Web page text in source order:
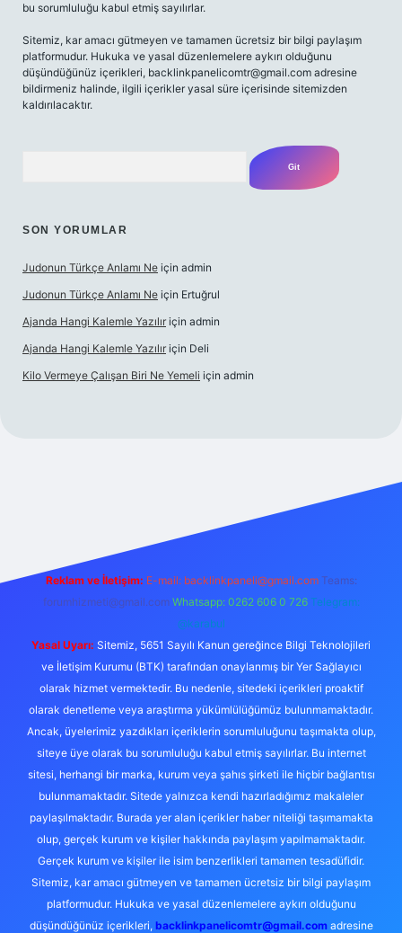
bu sorumluluğu kabul etmiş sayılırlar.
Sitemiz, kar amacı gütmeyen ve tamamen ücretsiz bir bilgi paylaşım
platformudur. Hukuka ve yasal düzenlemelere aykırı olduğunu
düşündüğünüz içerikleri, backlinkpanelicomtr@gmail.com adresine
bildirmeniz halinde, ilgili içerikler yasal süre içerisinde sitemizden
kaldırılacaktır.
SON YORUMLAR
Judonun Türkçe Anlamı Ne için admin
Judonun Türkçe Anlamı Ne için Ertuğrul
Ajanda Hangi Kalemle Yazılır için admin
Ajanda Hangi Kalemle Yazılır için Deli
Kilo Vermeye Çalışan Biri Ne Yemeli için admin
Reklam ve İletişim: E-mail: backlinkpaneli@gmail.com Teams:
forumhizmeti@gmail.com Whatsapp: 0262 606 0 726 Telegram:
@karabul
Yasal Uyarı: Sitemiz, 5651 Sayılı Kanun gereğince Bilgi Teknolojileri
ve İletişim Kurumu (BTK) tarafından onaylanmış bir Yer Sağlayıcı
olarak hizmet vermektedir. Bu nedenle, sitedeki içerikleri proaktif
olarak denetleme veya araştırma yükümlülüğümüz bulunmamaktadır.
Ancak, üyelerimiz yazdıkları içeriklerin sorumluluğunu taşımakta olup,
siteye üye olarak bu sorumluluğu kabul etmiş sayılırlar. Bu internet
sitesi, herhangi bir marka, kurum veya şahıs şirketi ile hiçbir bağlantısı
bulunmamaktadır. Sitede yalnızca kendi hazırladığımız makaleler
paylaşılmaktadır. Burada yer alan içerikler haber niteliği taşımamakta
olup, gerçek kurum ve kişiler hakkında paylaşım yapılmamaktadır.
Gerçek kurum ve kişiler ile isim benzerlikleri tamamen tesadüfidir.
Sitemiz, kar amacı gütmeyen ve tamamen ücretsiz bir bilgi paylaşım
platformudur. Hukuka ve yasal düzenlemelere aykırı olduğunu
düşündüğünüz içerikleri, backlinkpanelicomtr@gmail.comadresine